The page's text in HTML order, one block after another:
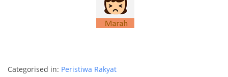
Categorised in: Peristiwa Rakyat